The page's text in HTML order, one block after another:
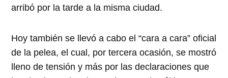
arribó por la tarde a la misma ciudad.
Hoy también se llevó a cabo el “cara a cara” oficial
de la pelea, el cual, por tercera ocasión, se mostró
lleno de tensión y más por las declaraciones que